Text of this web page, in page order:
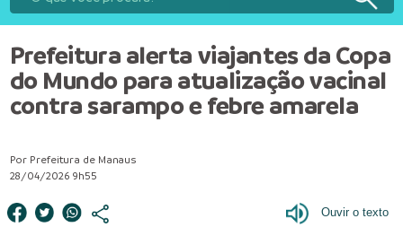
Prefeitura alerta viajantes da Copa
do Mundo para atualização vacinal
contra sarampo e febre amarela
Por Prefeitura de Manaus
28/04/2026 9h55